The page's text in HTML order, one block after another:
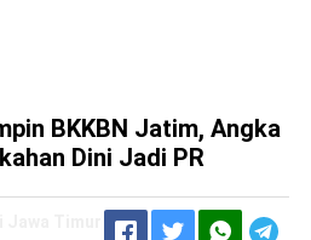
BKKBN Jatim, Angka
Dini Jadi PR